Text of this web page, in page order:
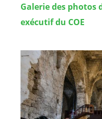
Galerie des photos
exécutif du COE
Image